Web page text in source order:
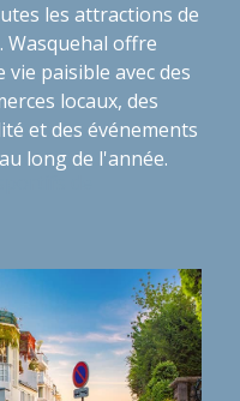
les attractions de
offre
paisible avec des
locaux, des
et des événements
long de l'année.